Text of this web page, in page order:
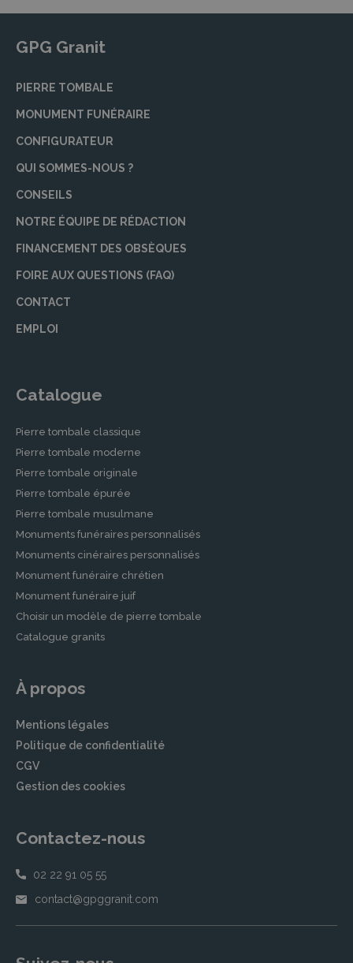
GPG Granit
PIERRE TOMBALE
MONUMENT FUNÉRAIRE
CONFIGURATEUR
QUI SOMMES-NOUS ?
CONSEILS
NOTRE ÉQUIPE DE RÉDACTION
FINANCEMENT DES OBSÈQUES
FOIRE AUX QUESTIONS (FAQ)
CONTACT
EMPLOI
Catalogue
Pierre tombale classique
Pierre tombale moderne
Pierre tombale originale
Pierre tombale épurée
Pierre tombale musulmane
Monuments funéraires personnalisés
Monuments cinéraires personnalisés
Monument funéraire chrétien
Monument funéraire juif
Choisir un modèle de pierre tombale
Catalogue granits
À propos
Mentions légales
Politique de confidentialité
CGV
Gestion des cookies
Contactez-nous
02 22 91 05 55
contact@gpggranit.com